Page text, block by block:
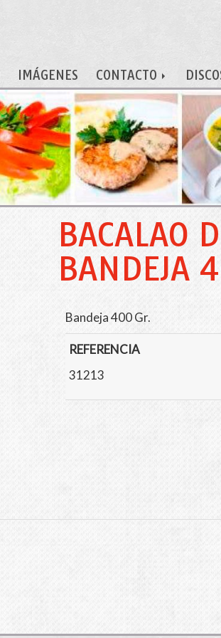
IMÁGENES CONTACTO
BACALAO
BANDEJA
Bandeja 400 Gr.
REFERENCIA
31213